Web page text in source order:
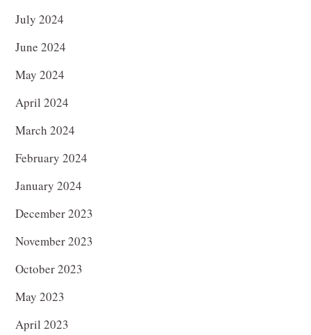
July 2024
June 2024
May 2024
April 2024
March 2024
February 2024
January 2024
December 2023
November 2023
October 2023
May 2023
April 2023